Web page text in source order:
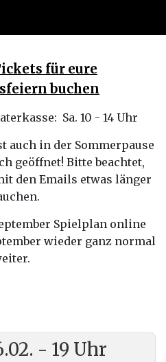
für eure
buchen
Sa. 10 - 14 Uhr
auch in der Sommerpause
geöffnet! Bitte beachtet,
den Emails etwas länger
Spielplan online
wieder ganz normal
- 19 Uhr